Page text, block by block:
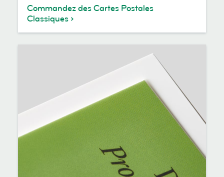
Commandez des Cartes Postales
Classiques